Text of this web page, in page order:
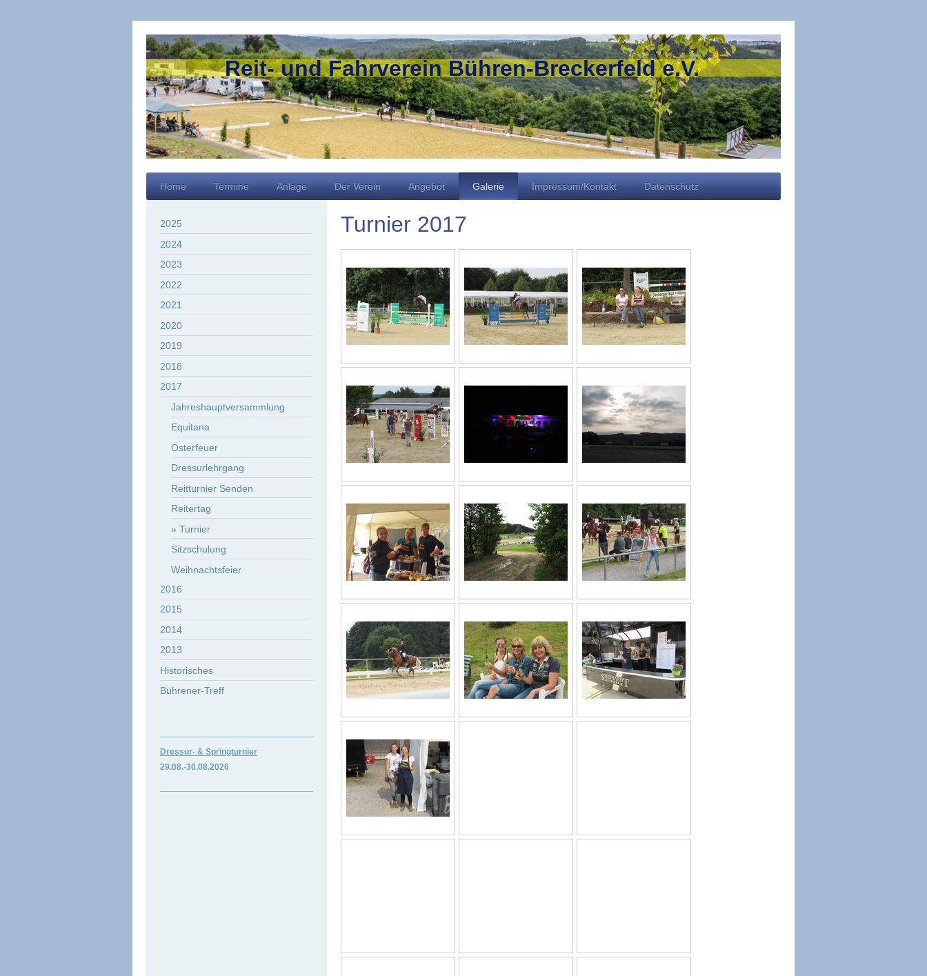
Reit- und Fahrverein Bühren-Breckerfeld e.V.
Home Termine Anlage Der Verein Angebot Galerie Impressum/Kontakt Datenschutz
Turnier 2017
2025
2024
2023
2022
2021
2020
2019
2018
2017
Jahreshauptversammlung
Equitana
Osterfeuer
Dressurlehrgang
Reitturnier Senden
Reitertag
Turnier
Sitzschulung
Weihnachtsfeier
2016
2015
2014
2013
Historisches
Bührener-Treff
Dressur- & Springturnier
29.08.-30.08.2026